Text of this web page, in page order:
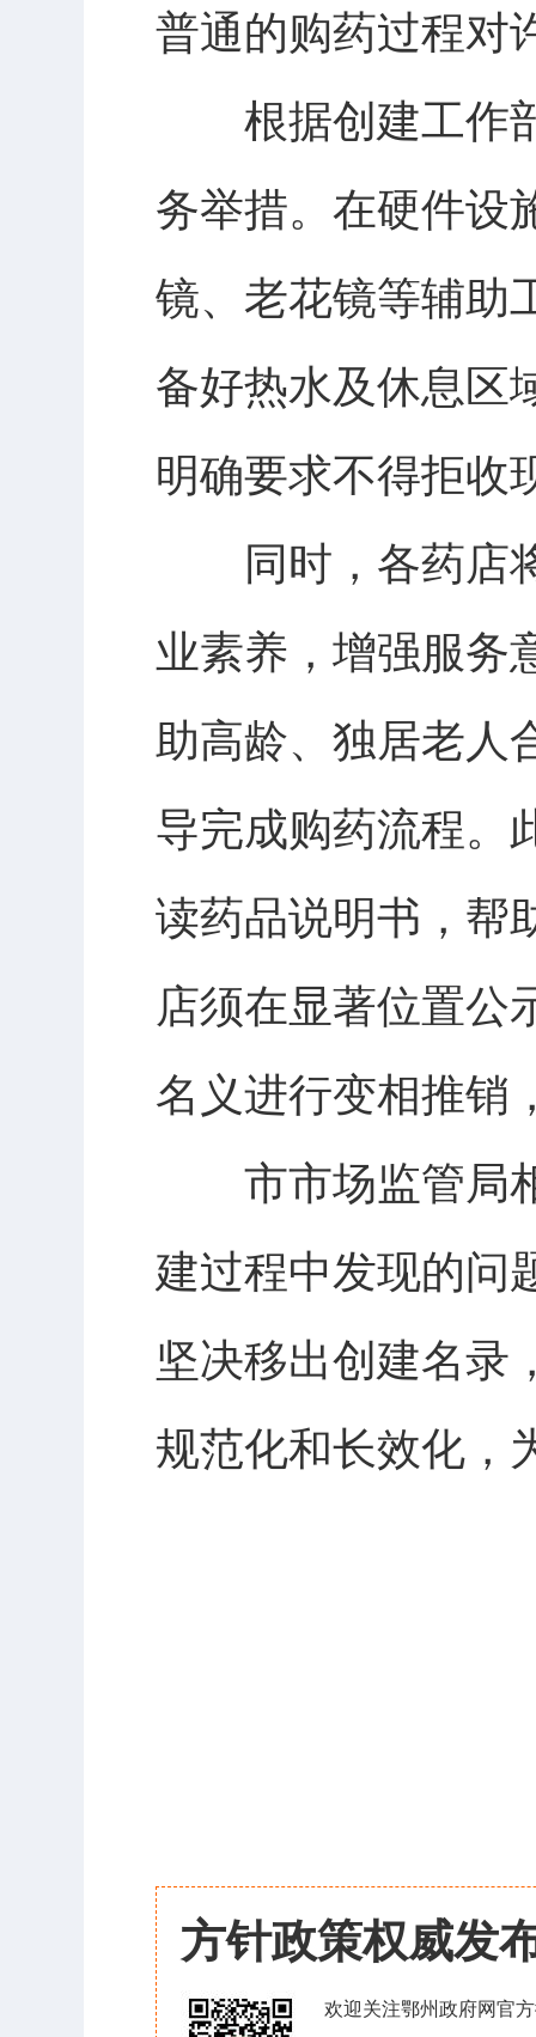
普通的购药过程对
根据创建工作部
务举措。在硬件设
镜、老花镜等辅助
备好热水及休息区
明确要求不得拒收
同时，各药店将
业素养，增强服务
助高龄、独居老人
导完成购药流程。
读药品说明书，帮
店须在显著位置公
名义进行变相推销
市市场监管局相
建过程中发现的问
坚决移出创建名录
规范化和长效化，
方针政策权威发
欢迎关注鄂州政府网官